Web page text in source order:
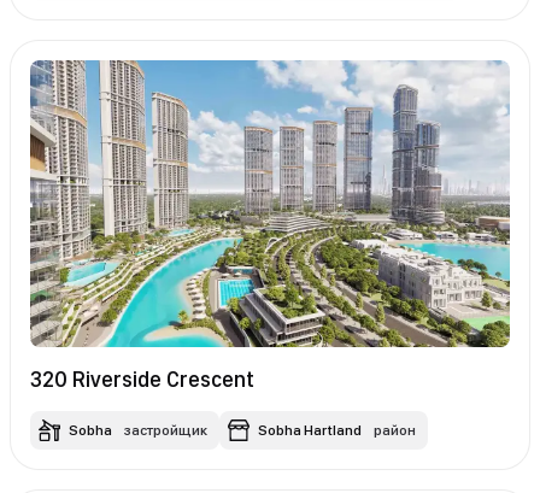
320 Riverside Crescent
Sobha застройщик Sobha Hartland район